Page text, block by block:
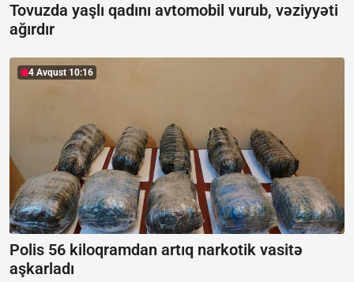
Tovuzda yaşlı qadını avtomobil vurub, vəziyyəti
ağırdır
4 Avqust 10:16
Polis 56 kiloqramdan artıq narkotik vasitə
aşkarladı